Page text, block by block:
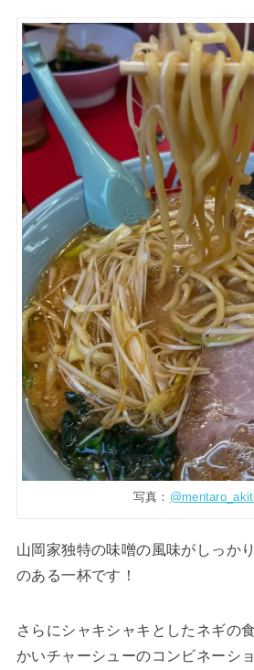
写真：
山岡家独特の味噌の風味がしっか
のある一杯です！
さらにシャキシャキとしたネギの
かいチャーシューのコンビネーシ